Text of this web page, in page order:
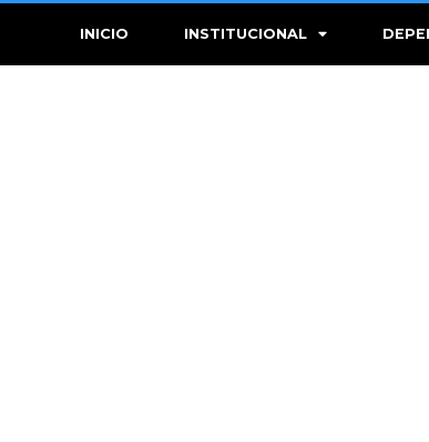
INICIO INSTITUCIONAL